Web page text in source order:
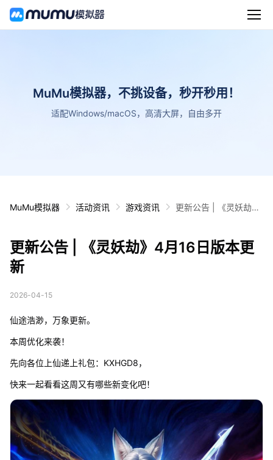
MuMu模拟器，不挑设备，秒开秒用！
适配Windows/macOS，高清大屏，自由多开
MuMu模拟器 活动资讯 游戏资讯
更新公告 | 《灵妖劫》
更新公告 | 《灵妖劫》4月16日版本更
新
2026-04-15
仙途浩渺，万象更新。
本周优化来袭！
先向各位上仙递上礼包：KXHGD8，
快来一起看看这周又有哪些新变化吧！